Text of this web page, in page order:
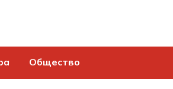
Общество